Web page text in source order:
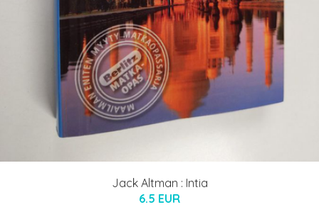
Jack Altman : Intia
6.5 EUR